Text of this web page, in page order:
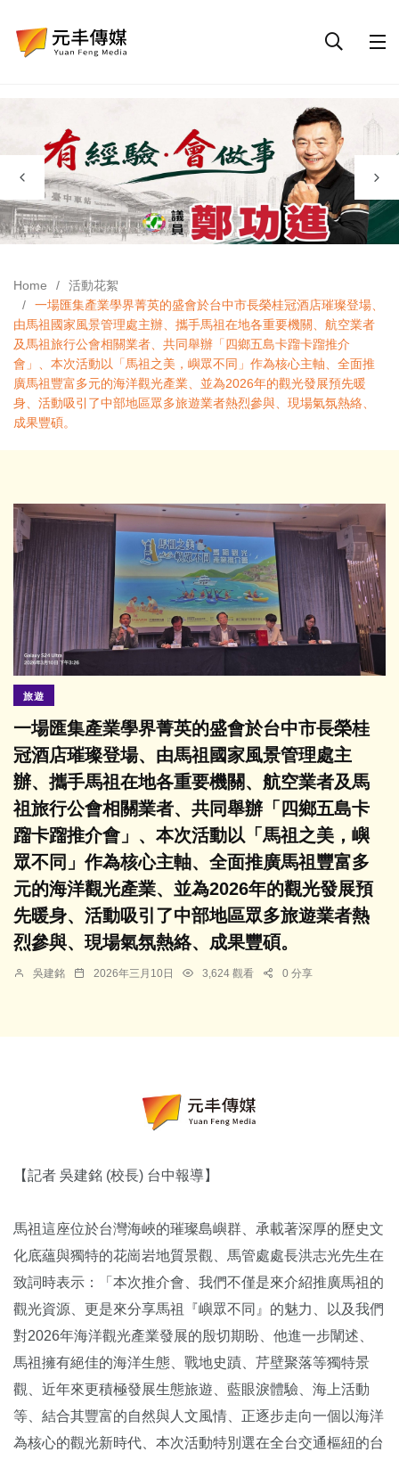
Home
活動花絮
一場匯集產業學界菁英的盛會於台中市長榮桂冠酒店璀璨登場、
由馬祖國家風景管理處主辦、攜手馬祖在地各重要機關、航空業者
及馬祖旅行公會相關業者、共同舉辦「四鄉五島卡蹓卡蹓推介
會」、本次活動以「馬祖之美，嶼眾不同」作為核心主軸、全面推
廣馬祖豐富多元的海洋觀光產業、並為2026年的觀光發展預先暖
身、活動吸引了中部地區眾多旅遊業者熱烈參與、現場氣氛熱絡、
成果豐碩。
旅遊
一場匯集產業學界菁英的盛會於台中市長榮桂
冠酒店璀璨登場、由馬祖國家風景管理處主
辦、攜手馬祖在地各重要機關、航空業者及馬
祖旅行公會相關業者、共同舉辦「四鄉五島卡
蹓卡蹓推介會」、本次活動以「馬祖之美，嶼
眾不同」作為核心主軸、全面推廣馬祖豐富多
元的海洋觀光產業、並為2026年的觀光發展預
先暖身、活動吸引了中部地區眾多旅遊業者熱
烈參與、現場氣氛熱絡、成果豐碩。
吳建銘 2026年三月10日 3,624 觀看 0 分享
【記者 吳建銘 (校長) 台中報導】
馬祖這座位於台灣海峽的璀璨島嶼群、承載著深厚的歷史文
化底蘊與獨特的花崗岩地質景觀、馬管處處長洪志光先生在
致詞時表示：「本次推介會、我們不僅是來介紹推廣馬祖的
觀光資源、更是來分享馬祖『嶼眾不同』的魅力、以及我們
對2026年海洋觀光產業發展的殷切期盼、他進一步闡述、
馬祖擁有絕佳的海洋生態、戰地史蹟、芹壁聚落等獨特景
觀、近年來更積極發展生態旅遊、藍眼淚體驗、海上活動
等、結合其豐富的自然與人文風情、正逐步走向一個以海洋
為核心的觀光新時代、本次活動特別選在全台交通樞紐的台